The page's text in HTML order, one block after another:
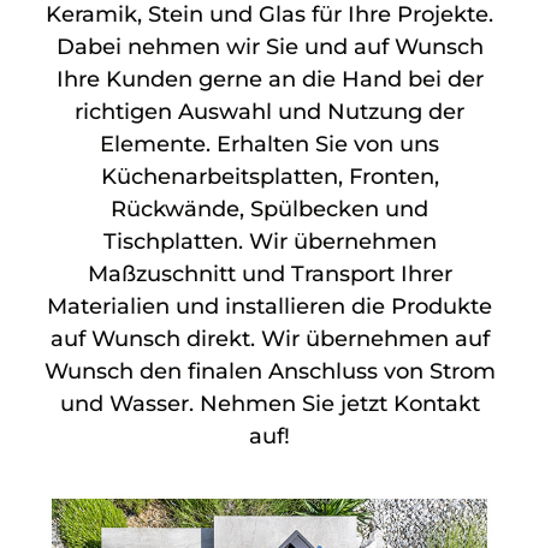
Keramik, Stein und Glas für Ihre Projekte.
Dabei nehmen wir Sie und auf Wunsch
Ihre Kunden gerne an die Hand bei der
richtigen Auswahl und Nutzung der
Elemente. Erhalten Sie von uns
Küchenarbeitsplatten, Fronten,
Rückwände, Spülbecken und
Tischplatten. Wir übernehmen
Maßzuschnitt und Transport Ihrer
Materialien und installieren die Produkte
auf Wunsch direkt. Wir übernehmen auf
Wunsch den finalen Anschluss von Strom
und Wasser. Nehmen Sie jetzt Kontakt
auf!